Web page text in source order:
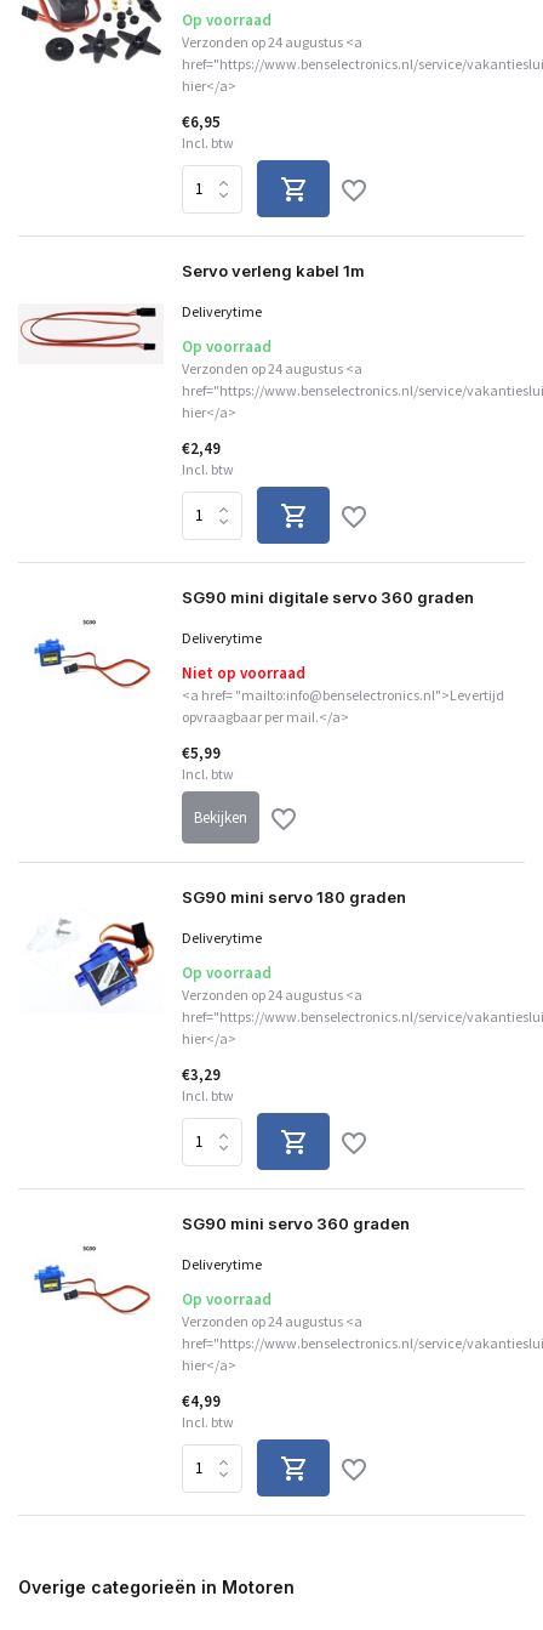
Op voorraad
Verzonden op 24 augustus <a
href="https://www.benselectronics.nl/service/
hier</a>
€6,95
Incl. btw
Servo verleng kabel 1m
Deliverytime
Op voorraad
Verzonden op 24 augustus <a
href="https://www.benselectronics.nl/service/
hier</a>
€2,49
Incl. btw
SG90 mini digitale servo 360 graden
Deliverytime
Niet op voorraad
<a href= "mailto:info@benselectronics.nl">Levertijd
opvraagbaar per mail.</a>
€5,99
Incl. btw
Bekijken
SG90 mini servo 180 graden
Deliverytime
Op voorraad
Verzonden op 24 augustus <a
href="https://www.benselectronics.nl/service/
hier</a>
€3,29
Incl. btw
SG90 mini servo 360 graden
Deliverytime
Op voorraad
Verzonden op 24 augustus <a
href="https://www.benselectronics.nl/service/
hier</a>
€4,99
Incl. btw
Overige categorieën in Motoren